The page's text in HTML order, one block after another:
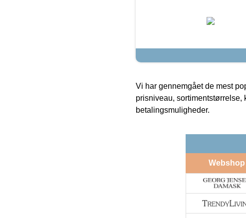
Vi har gennemgået de mest
prisniveau, sortimentstørrelse,
betalingsmuligheder.
Webshop